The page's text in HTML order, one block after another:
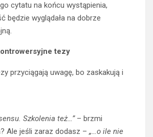
cytatu na końcu wystąpienia,
będzie wyglądała na dobrze
tezy
przyciągają uwagę, bo zaskakują i
Szkolenia też…”– brzmi
Ale jeśli zaraz dodasz – „…o ile nie